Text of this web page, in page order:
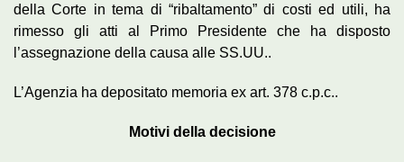
della Corte in tema di “ribaltamento” di costi ed utili, ha
rimesso gli atti al Primo Presidente che ha disposto
l’assegnazione della causa alle SS.UU..
L’Agenzia ha depositato memoria ex art. 378 c.p.c..
Motivi della decisione